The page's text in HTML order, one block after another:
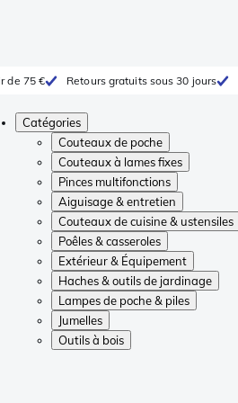
de 75 € Retours gratuits sous 30 jours
Catégories
Couteaux de poche
Couteaux à lames fixes
Pinces multifonctions
Aiguisage & entretien
Couteaux de cuisine & ustensiles
Poêles & casseroles
Extérieur & Équipement
Haches & outils de jardinage
Lampes de poche & piles
Jumelles
Outils à bois